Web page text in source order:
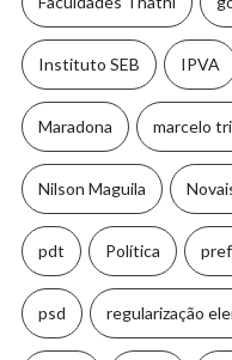
Instituto SEB IPVA
Maradona marcelo
Nilson Maguila
pdt Política
psd regularização